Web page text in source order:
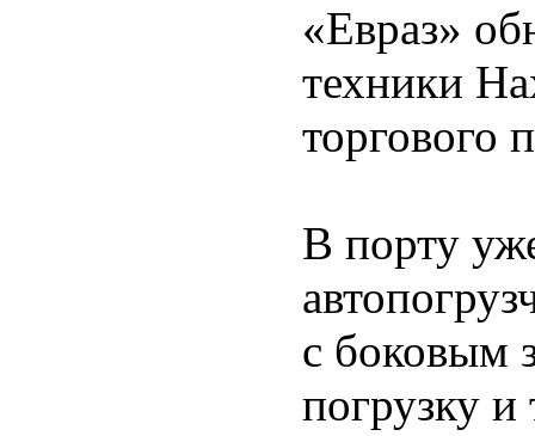
«Евраз»
техники
В порту
с боковым
погрузку